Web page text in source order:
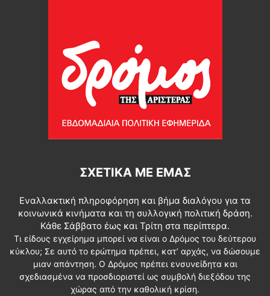
ΣΧΕΤΙΚΆ ΜΕ ΕΜΆΣ
Εναλλακτική πληροφόρηση και βήμα διαλόγου για τα
κοινωνικά κινήματα και τη συλλογική πολιτική δράση.
Κάθε Σάββατο έως και Τρίτη στα περίπτερα.
Τι είδους εγχείρημα μπορεί να είναι ο Δρόμος του δεύτερου
κύκλου; Σε αυτό το ερώτημα πρέπει, κατ’ αρχάς, να δώσουμε
μιαν απάντηση. Ο Δρόμος πρέπει ενσυνείδητα και
σχεδιασμένα να προσδιοριστεί ως συμβολή διεξόδου της
χώρας από την καθολική κρίση.